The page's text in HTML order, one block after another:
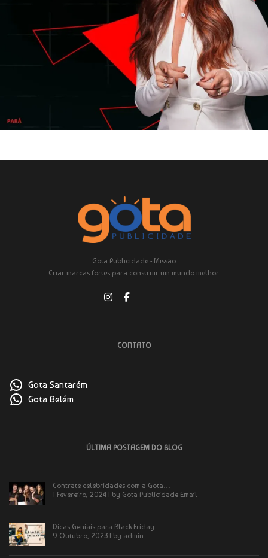
COM A ATRIZ GIOVANNA ANTONELLI
Gota Publicidade - Missão
Criar marcas fortes para construir um mundo melhor.
CONTATO
Gota Santarém
Gota Belém
ÚLTIMA POSTAGEM DO BLOG
Contrate celebridades com a Gota…
1 Fevereiro, 2024 | by Gota Publicidade Email
Dicas Geniais para Black Friday…
9 Outubro, 2023 | by admin